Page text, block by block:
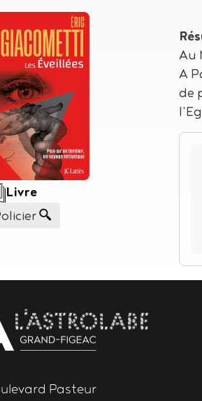
Eric
de support matériel
Livre
Au
A
de
Pasteur